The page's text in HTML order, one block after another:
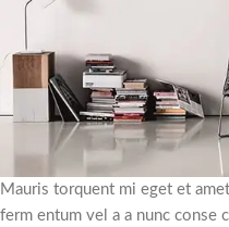
Mauris torquent mi eget et
ferm entum vel a a nunc conse